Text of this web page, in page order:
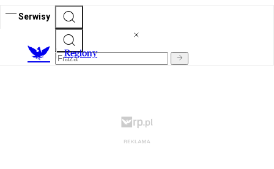
Serwisy
Regiony